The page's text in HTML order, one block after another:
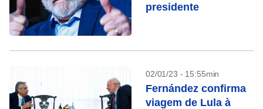
presidente
02/01/23 - 15:55min
Fernández confirma
viagem de Lula à